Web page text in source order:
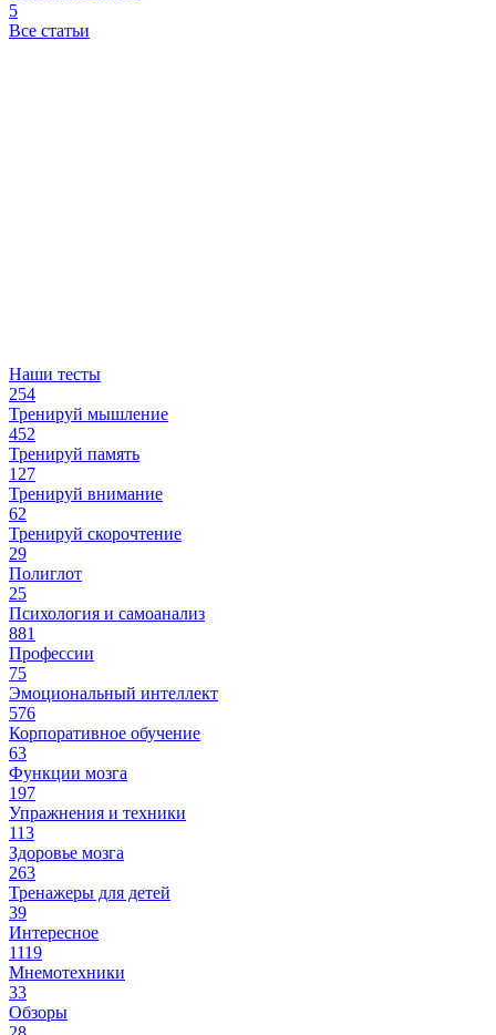
5
Все статьи
Наши тесты
254
Тренируй мышление
452
Тренируй память
127
Тренируй внимание
62
Тренируй скорочтение
29
Полиглот
25
Психология и самоанализ
881
Профессии
75
Эмоциональный интеллект
576
Корпоративное обучение
63
Функции мозга
197
Упражнения и техники
113
Здоровье мозга
263
Тренажеры для детей
39
Интересное
1119
Мнемотехники
33
Обзоры